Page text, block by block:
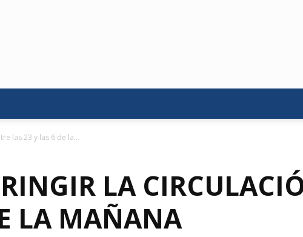
las 23 y las 6 de la...
LA
LA MAÑANA